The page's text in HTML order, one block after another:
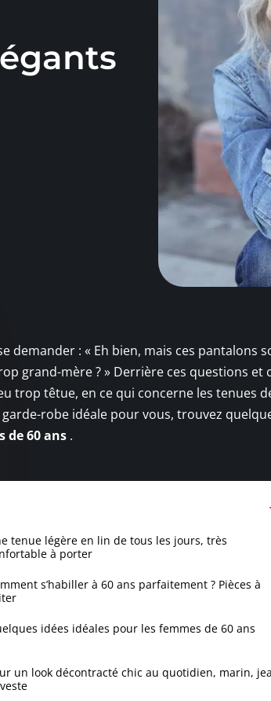
demander : « Eh bien, mais ces pantalons
grand-mère ? » Derrière ces questions et
trop têtue, en ce qui concerne les tenues
robe idéale pour vous, trouvez
de 60 ans .
tenue légère en lin de tous les jours, très
à porter
s’habiller à 60 ans parfaitement ? Pièces à
idées idéales pour les femmes de 60 ans
un look décontracté chic au quotidien, marin,